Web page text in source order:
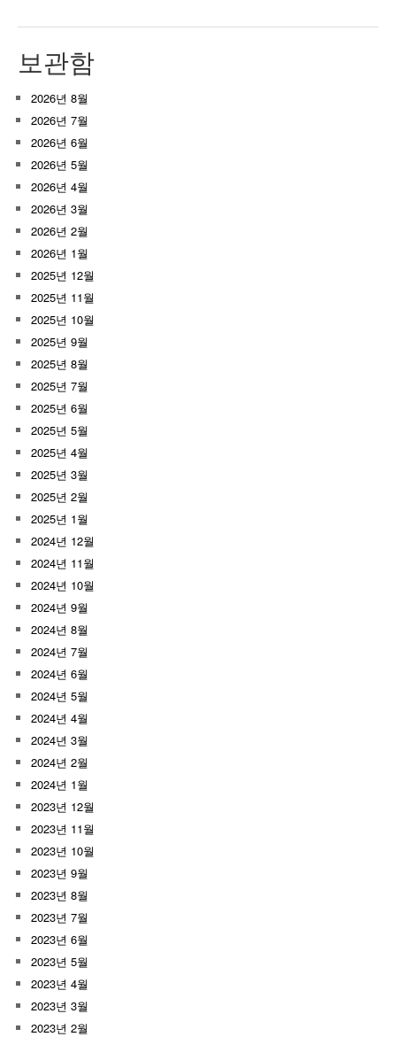
보관함
2026년 8월
2026년 7월
2026년 6월
2026년 5월
2026년 4월
2026년 3월
2026년 2월
2026년 1월
2025년 12월
2025년 11월
2025년 10월
2025년 9월
2025년 8월
2025년 7월
2025년 6월
2025년 5월
2025년 4월
2025년 3월
2025년 2월
2025년 1월
2024년 12월
2024년 11월
2024년 10월
2024년 9월
2024년 8월
2024년 7월
2024년 6월
2024년 5월
2024년 4월
2024년 3월
2024년 2월
2024년 1월
2023년 12월
2023년 11월
2023년 10월
2023년 9월
2023년 8월
2023년 7월
2023년 6월
2023년 5월
2023년 4월
2023년 3월
2023년 2월